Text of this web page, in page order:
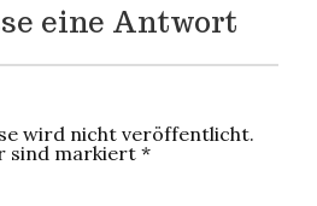
eine Antwort
wird nicht veröffentlicht.
sind markiert *